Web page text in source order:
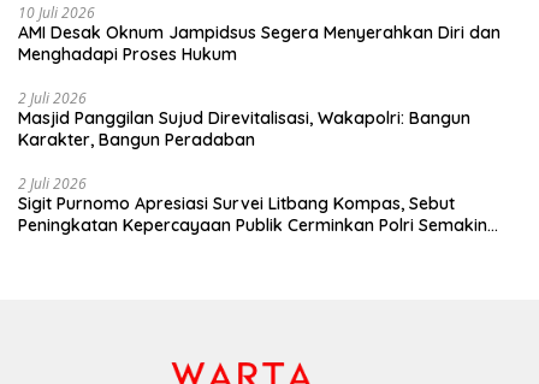
10 Juli 2026
AMI Desak Oknum Jampidsus Segera Menyerahkan Diri dan
Menghadapi Proses Hukum
2 Juli 2026
Masjid Panggilan Sujud Direvitalisasi, Wakapolri: Bangun
Karakter, Bangun Peradaban
2 Juli 2026
Sigit Purnomo Apresiasi Survei Litbang Kompas, Sebut
Peningkatan Kepercayaan Publik Cerminkan Polri Semakin